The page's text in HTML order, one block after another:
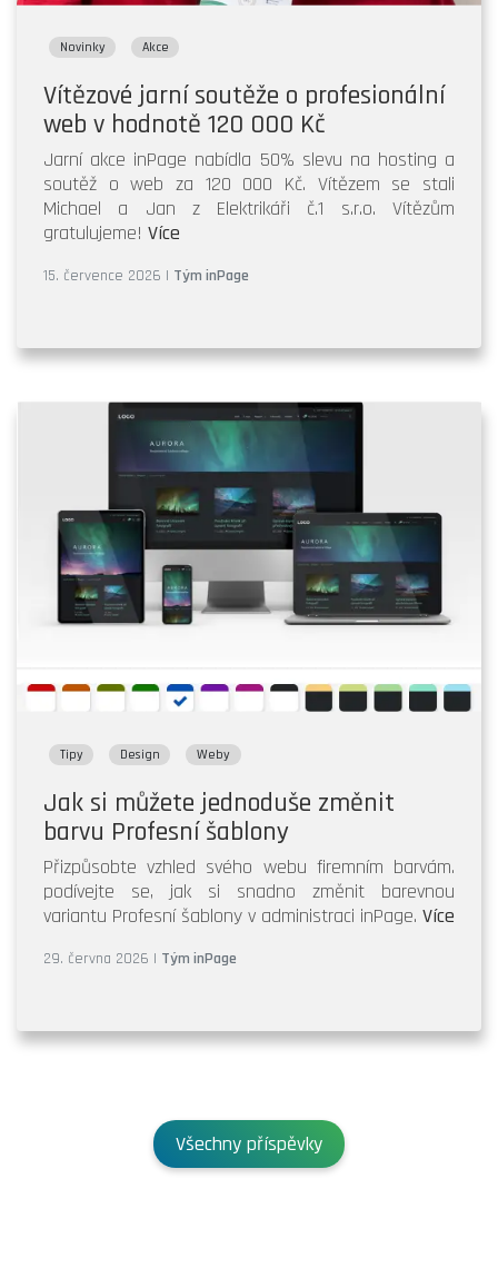
Novinky Akce
Vítězové jarní soutěže o profesionální
web v hodnotě 120 000 Kč
Jarní akce inPage nabídla 50% slevu na hosting a
soutěž o web za 120 000 Kč. Vítězem se stali
Michael a Jan z Elektrikáři č.1 s.r.o. Vítězům
gratulujeme! Více
15. července 2026 | Tým inPage
Tipy Design Weby
Jak si můžete jednoduše změnit
barvu Profesní šablony
Přizpůsobte vzhled svého webu firemním barvám.
podívejte se, jak si snadno změnit barevnou
variantu Profesní šablony v administraci inPage. Více
29. června 2026 | Tým inPage
Všechny příspěvky